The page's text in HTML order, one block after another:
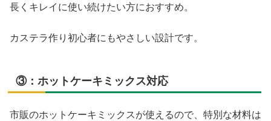
長くキレイに使い続けたい方におすすめ。
カステラ作り初心者にもやさしい設計です。
③：ホットケーキミックス対応
市販のホットケーキミックスが使えるので、特別な材料は